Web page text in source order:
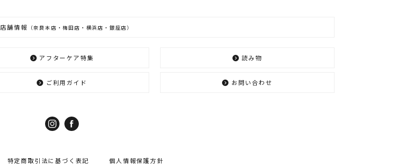
店舗情報 （奈良本店・梅田店・横浜店・銀座店）
アフターケア特集 読み物
ご利用ガイド お問い合わせ
特定商取引法に基づく表記 個人情報保護方針